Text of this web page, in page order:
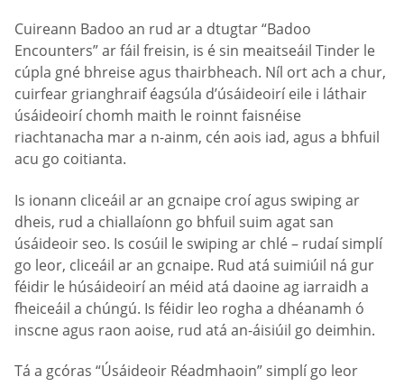
Cuireann Badoo an rud ar a dtugtar “Badoo
Encounters” ar fáil freisin, is é sin meaitseáil Tinder le
cúpla gné bhreise agus thairbheach. Níl ort ach a chur,
cuirfear grianghraif éagsúla d’úsáideoirí eile i láthair
úsáideoirí chomh maith le roinnt faisnéise
riachtanacha mar a n-ainm, cén aois iad, agus a bhfuil
acu go coitianta.
Is ionann cliceáil ar an gcnaipe croí agus swiping ar
dheis, rud a chiallaíonn go bhfuil suim agat san
úsáideoir seo. Is cosúil le swiping ar chlé – rudaí simplí
go leor, cliceáil ar an gcnaipe. Rud atá suimiúil ná gur
féidir le húsáideoirí an méid atá daoine ag iarraidh a
fheiceáil a chúngú. Is féidir leo rogha a dhéanamh ó
inscne agus raon aoise, rud atá an-áisiúil go deimhin.
Tá a gcóras “Úsáideoir Réadmhaoin” simplí go leor